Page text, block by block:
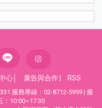
心 廣告與合作 RSS
服務專線：02-8712-5959 | 服
：10:00~17:30